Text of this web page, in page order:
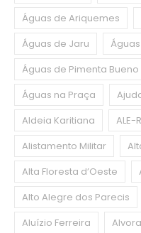
Águas de Ariquemes
Águas de Jaru
Águas de Pimenta Bueno
Águas na Praça
Aldeia Karitiana
ALE-
Alistamento Militar
Alta Floresta d’Oeste
Alto Alegre dos Parecis
Aluízio Ferreira